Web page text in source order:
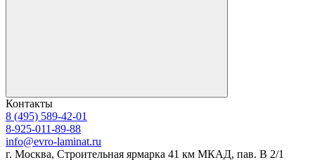
Контакты
8 (495) 589-42-01
8-925-011-89-88
info@evro-laminat.ru
г. Москва, Строительная ярмарка 41 км МКАД, пав. В 2/1